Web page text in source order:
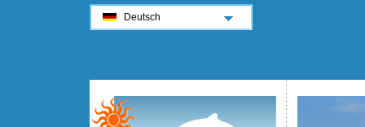
Deutsch